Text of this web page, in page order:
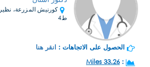
كورنيش المزرعة،
ط4
الحصول على الاتجاهات : انقر هنا
:
33.26 Miles